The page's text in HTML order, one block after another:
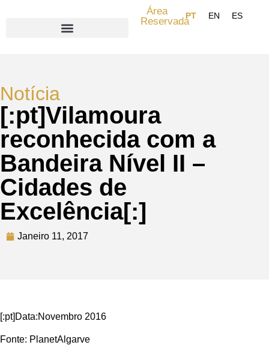
Área
Reservada
Notícia
[:pt]Vilamoura
reconhecida com a
Bandeira Nível II –
Cidades de
Excelência[:]
Janeiro 11, 2017
[:pt]Data:Novembro 2016
Fonte: PlanetAlgarve